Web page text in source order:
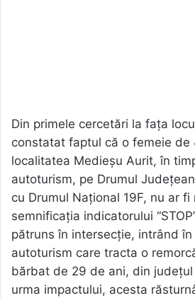
Din primele cercetări la fața
constatat faptul că o femeie de
localitatea Medieșu Aurit, în
autoturism, pe Drumul
cu Drumul Național 19F, nu ar
semnificația indicatorului
pătruns în intersecție, intrând
autoturism care tracta o
bărbat de 29 de ani, din județul
urma impactului, acesta